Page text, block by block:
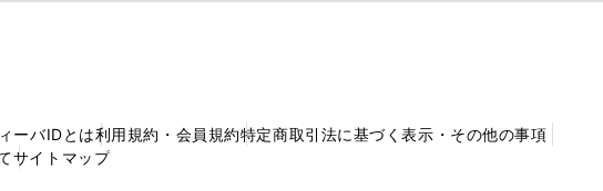
ーバIDとは利用規約・会員規約特定商取引法に基づく表示・その他の事項
サイトマップ